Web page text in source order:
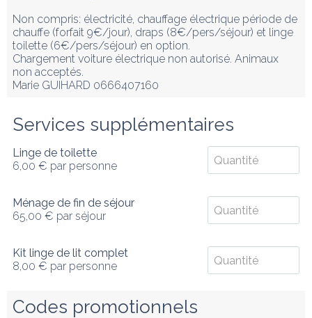
Non compris: électricité, chauffage électrique période de
chauffe (forfait 9€/jour), draps (8€/pers/séjour) et linge
toilette (6€/pers/séjour) en option.
Chargement voiture électrique non autorisé. Animaux
non acceptés.
Marie GUIHARD 0666407160
Services supplémentaires
Linge de toilette
6,00 € par personne
Ménage de fin de séjour
65,00 € par séjour
Kit linge de lit complet
8,00 € par personne
Codes promotionnels